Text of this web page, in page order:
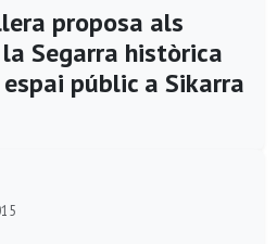
proposa als
Segarra històrica
públic a Sikarra